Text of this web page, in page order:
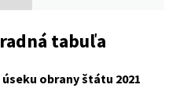
tabuľa
obrany štátu 2021